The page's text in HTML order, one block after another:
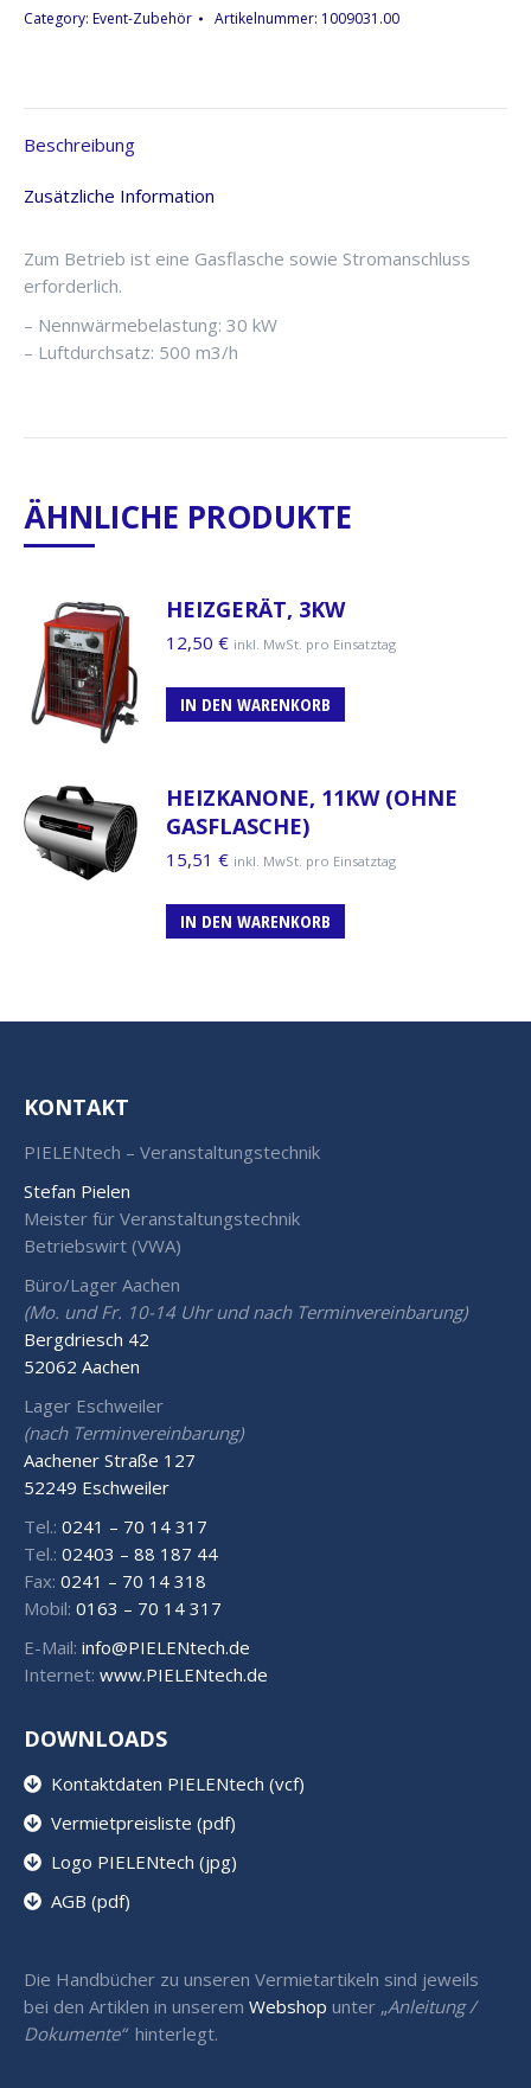
Gasflasche)
Category: Event-Zubehör Artikelnummer: 1009031.00
Beschreibung
Zusätzliche Information
Zum Betrieb ist eine Gasflasche sowie Stromanschluss
erforderlich.
– Nennwärmebelastung: 30 kW
– Luftdurchsatz: 500 m3/h
ÄHNLICHE PRODUKTE
HEIZGERÄT, 3KW
12,50 € inkl. MwSt. pro Einsatztag
IN DEN WARENKORB
HEIZKANONE, 11KW (OHNE
GASFLASCHE)
15,51 € inkl. MwSt. pro Einsatztag
IN DEN WARENKORB
KONTAKT
PIELENtech – Veranstaltungstechnik
Stefan Pielen
Meister für Veranstaltungstechnik
Betriebswirt (VWA)
Büro/Lager Aachen
(Mo. und Fr. 10-14 Uhr und nach Terminvereinbarung)
Bergdriesch 42
52062 Aachen
Lager Eschweiler
(nach Terminvereinbarung)
Aachener Straße 127
52249 Eschweiler
Tel.: 0241 – 70 14 317
Tel.: 02403 – 88 187 44
Fax: 0241 – 70 14 318
Mobil: 0163 – 70 14 317
E-Mail: info@PIELENtech.de
Internet: www.PIELENtech.de
DOWNLOADS
Kontaktdaten PIELENtech (vcf)
Vermietpreisliste (pdf)
Logo PIELENtech (jpg)
AGB (pdf)
Die Handbücher zu unseren Vermietartikeln sind jeweils
bei den Artiklen in unserem Webshop unter „Anleitung /
Dokumente“ hinterlegt.